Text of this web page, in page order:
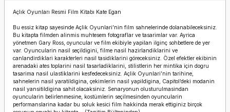
Açlık Oyunları Resmi Film Kitabı Kate Egan
Bu essiz kitap sayesinde Açlik Oyunlari’nin film sahnelerinde dolanabileceksiniz.
Bu kitapta filmden alinmis muhtesem fotograflar ve tasarimlar var. Ayrica
yönetmen Gary Ross, oyuncular ve film ekibiyle yapilan ilginç sohbetlere de yer
var. Oyuncularin nasil seçildigini, filme nasil hazirlandiklarini ve
canlandirdiklari karakterleri nasil tasidiklarini göreceksiniz. Özel efektler ekibinin
arenadaki ates toplarini nasil tasarladiklarini, stilistlerin her mintika için dogru
tasarima nasil ulastiklarini kesfedeceksiniz. Açlik Oyunlari’nin tarihine,
sahnelerin nasil yaratildigina, çekimlerin nasil yapildigina, Capitol’deki modanin
nasil yansitildigina sahit olacaksiniz. Senaryonun olusturulmasindan
oyuncularin belirlenmesine, kostümlerin seçilmesinden oyuncularin
performanslarina kadar bu soluk kesici film hakkinda merak ettiginiz birçok